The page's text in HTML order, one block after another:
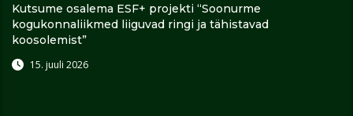
Kutsume osalema ESF+ projekti “Soonurme
kogukonnaliikmed liiguvad ringi ja tähistavad
koosolemist”
15. juuli 2026